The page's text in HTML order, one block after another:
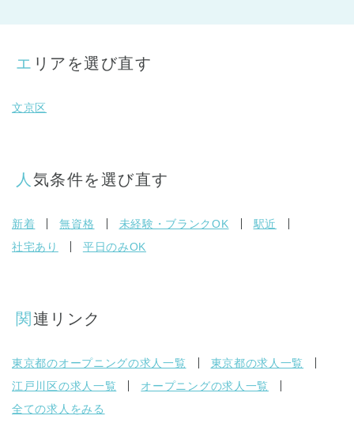
エリアを選び直す
文京区
人気条件を選び直す
新着 無資格 未経験・ブランクOK
駅近
社宅あり
平日のみOK
関連リンク
東京都のオープニングの求人一覧
東京都の求人一覧
江戸川区の求人一覧
オープニングの求人一覧
全ての求人をみる